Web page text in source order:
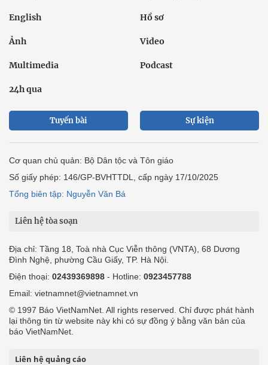
English Hồ sơ
Ảnh Video
Multimedia Podcast
24h qua
Tuyến bài Sự kiện
Cơ quan chủ quản: Bộ Dân tộc và Tôn giáo
Số giấy phép: 146/GP-BVHTTDL, cấp ngày 17/10/2025
Tổng biên tập: Nguyễn Văn Bá
Liên hệ tòa soạn
Địa chỉ: Tầng 18, Toà nhà Cục Viễn thông (VNTA), 68 Dương
Đình Nghệ, phường Cầu Giấy, TP. Hà Nội.
Điện thoại: 02439369898 - Hotline: 0923457788
Email: vietnamnet@vietnamnet.vn
© 1997 Báo VietNamNet. All rights reserved. Chỉ được phát hành
lại thông tin từ website này khi có sự đồng ý bằng văn bản của
báo VietNamNet.
Liên hệ quảng cáo